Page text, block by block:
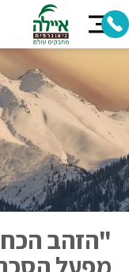
"הזהב